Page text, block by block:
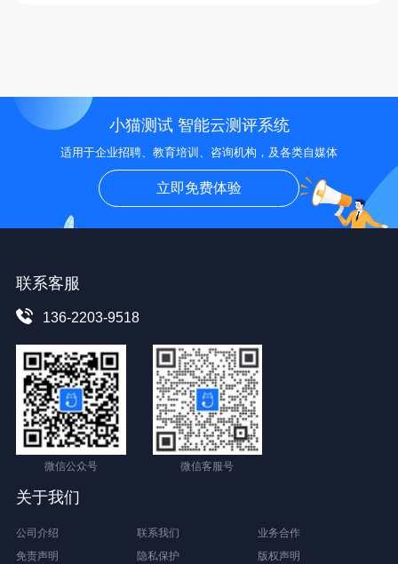
小猫测试 智能云测评系统
适用于企业招聘、教育培训、咨询机构，及各类自媒体
立即免费体验
联系客服
136-2203-9518
微信公众号 微信客服号
关于我们
公司介绍 联系我们
业务合作
免责声明
隐私保护 版权声明